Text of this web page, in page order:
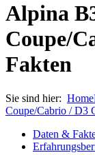
Alpina
Coupe/
Fakten
Sie sind hier: Home
Coupe/Cabrio / D3
Daten &